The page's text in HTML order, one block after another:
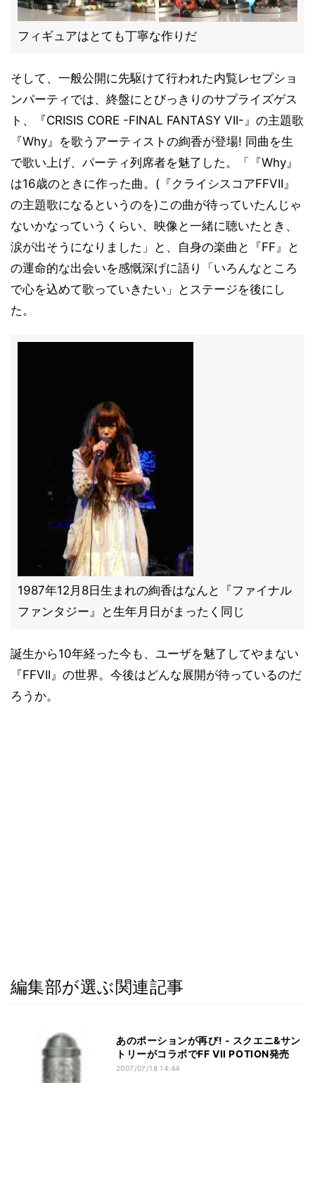
フィギュアはとても丁寧な作りだ
そして、一般公開に先駆けて行われた内覧レセプショ
ンパーティでは、終盤にとびっきりのサプライズゲス
ト、『CRISIS CORE -FINAL FANTASY VII-』の主題歌
『Why』を歌うアーティストの絢香が登場! 同曲を生
で歌い上げ、パーティ列席者を魅了した。「『Why』
は16歳のときに作った曲。(『クライシスコアFFVII』
の主題歌になるというのを)この曲が待っていたんじゃ
ないかなっていうくらい、映像と一緒に聴いたとき、
涙が出そうになりました」と、自身の楽曲と『FF』と
の運命的な出会いを感慨深げに語り「いろんなところ
で心を込めて歌っていきたい」とステージを後にし
た。
1987年12月8日生まれの絢香はなんと『ファイナル
ファンタジー』と生年月日がまったく同じ
誕生から10年経った今も、ユーザを魅了してやまない
『FFVII』の世界。今後はどんな展開が待っているのだ
ろうか。
編集部が選ぶ関連記事
あのポーションが再び! - スクエニ&サン
トリーがコラボでFF VII POTION発売
2007/07/18 14:44